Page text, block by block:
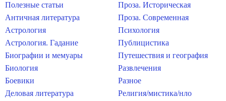
Полезные статьи
Античная литература
Астрология
Астрология. Гадание
Биографии и мемуары
Биология
Боевики
Деловая литература
Проза. Историческая
Проза. Современная
Психология
Публицистика
Путешествия и география
Развлечения
Разное
Религия/мистика/нло